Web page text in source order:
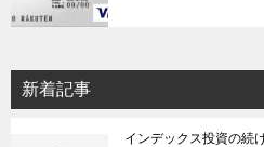
新着記事
インデックス投資の続